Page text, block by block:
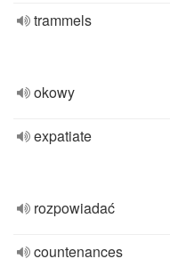
trammels
okowy
expatiate
rozpowiadać
countenances